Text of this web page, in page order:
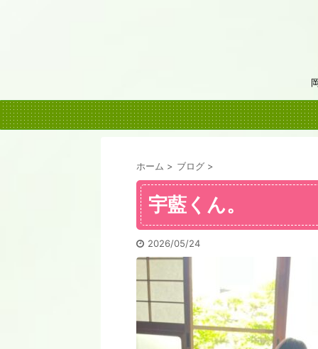
ホーム > ブログ >
宇藍くん。
2026/05/24